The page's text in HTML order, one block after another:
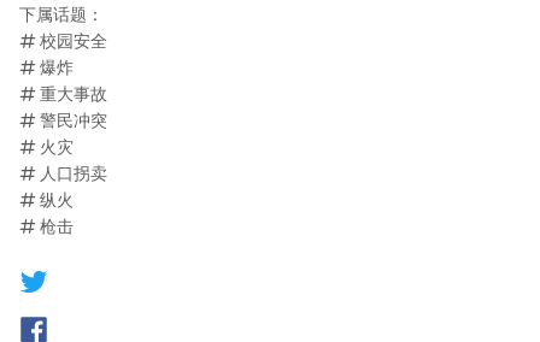
下属话题：
校园安全
爆炸
重大事故
警民冲突
火灾
人口拐卖
纵火
枪击